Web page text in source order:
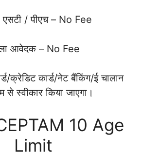
/ पीएच – No Fee
आवेदक – No Fee
क्रेडिट कार्ड/नेट बैंकिंग/ई चालान
से स्वीकार किया जाएगा।
10 Age
Limit